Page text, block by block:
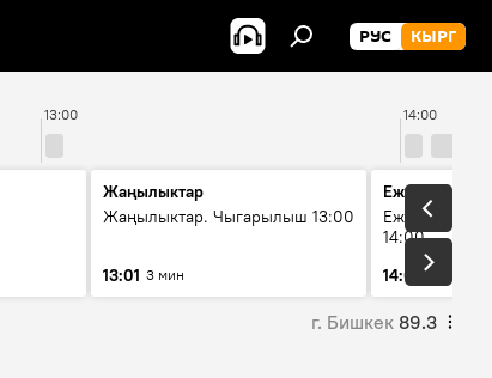
РУС КЫРГ
13:00 14:00
Жаңылыктар
Жаңылыктар. Чыгарылыш 13:00
13:01 3 мин
Ежедневные
Ежедневные
14:00
14:01
3 мин
г. Бишкек 89.3